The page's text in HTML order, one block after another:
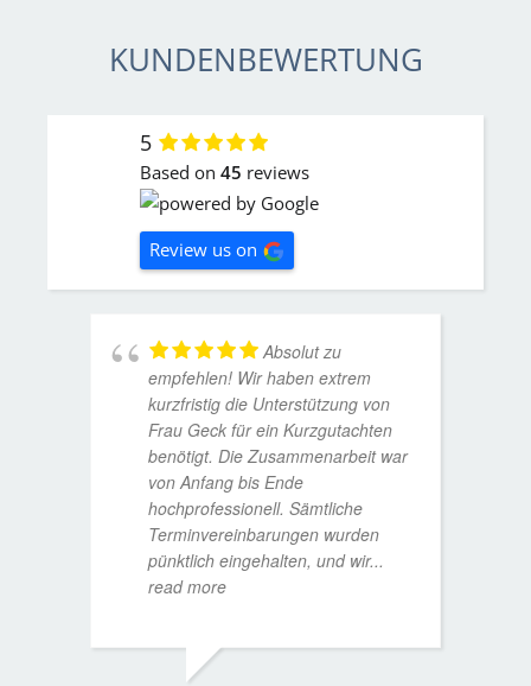
KUNDENBEWERTUNG
5
Based on 45 reviews
Review us on
Absolut zu
empfehlen! Wir haben extrem
kurzfristig die Unterstützung von
Frau Geck für ein Kurzgutachten
benötigt. Die Zusammenarbeit war
von Anfang bis Ende
hochprofessionell. Sämtliche
Terminvereinbarungen wurden
pünktlich eingehalten, und wir...
read more